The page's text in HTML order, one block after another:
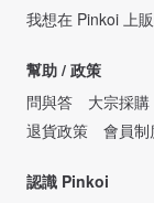
我想在 Pinkoi 上
幫助 / 政策
問與答
大宗採購
退貨政策
會員
認識 Pinkoi